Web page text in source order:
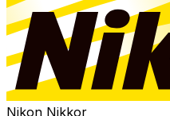
Nikon Nikkor